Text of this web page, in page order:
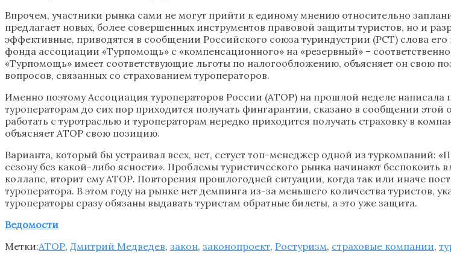
Впрочем, участники рынка сами не могут прийти к единому мнению относительно
предлагает новых, более совершенных инструментов правовой защиты туристов, но и
эффективные, приводятся в сообщении Российского союза туриндустрии (РСТ) слова
фонда ассоциации «Турпомощь» с «компенсационного» на «резервный» –
«Турпомощь» имеет соответствующие льготы по налогообложению, объясняет он свою
вопросов, связанных со страхованием туроператоров.
Именно поэтому Ассоциация туроператоров России (АТОР) на прошлой неделе написала
туроператорам до сих пор приходится получать фингарантии, сказано в сообщении
работать с туротраслью и туроператорам нередко приходится получать страховку в
объясняет АТОР свою позицию.
Варианта, который бы устраивал всех, нет, сетует топ-менеджер одной из туркомпаний:
сезону без какой-либо ясности». Проблемы туристического рынка начинают беспокоить
коллапс, вторит ему АТОР. Повторения прошлогодней ситуации, когда так или иначе
туроператора. В этом году на рынке нет демпинга из-за меньшего количества туристов,
туроператоры сразу обязаны выдавать туристам обратные билеты, а это уже защита.
Ведомости
Метки:АТОР, Дмитрий Медведев, закон, законопроект, Ростуризм, страховые компании,